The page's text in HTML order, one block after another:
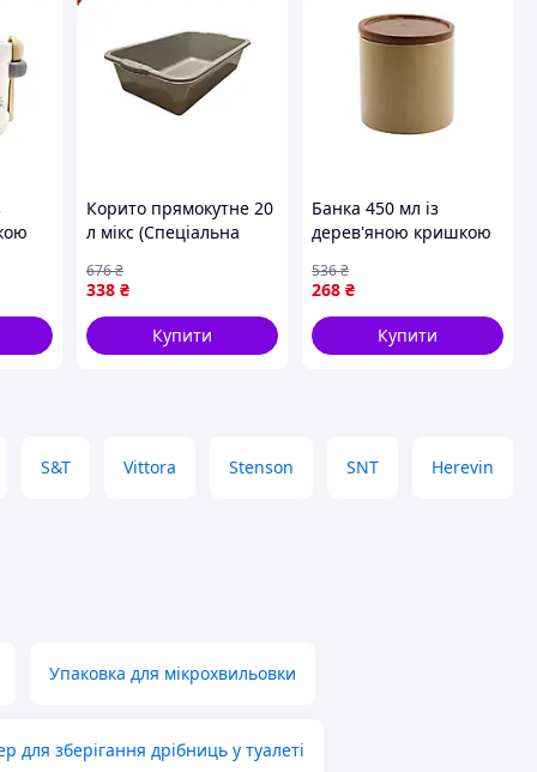
Корито прямокутне 20
л мікс (Спеціальна
КОНСЕНСУС для
зберігання напоїв
338 ₴
676₴
Купити
Банка 450 мл із
дерев'яною кришкою
продуктів і сипких
товарів ТМ GRAZIE
268 ₴
536₴
Купити
S&T Vittora Stenson SNT Herevin
Упаковка для мікрохвильовки
для зберігання дрібниць у туалеті